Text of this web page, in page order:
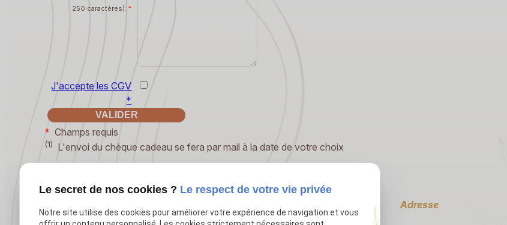
250 caractères):*
J'accepte les CGV
*
* Champs requis
(1) L'envoi du chèque cadeau se fera par mail à la date de votre choix
Adresse
Le secret de nos cookies ? Le respect de votre vie privée
Notre site utilise des cookies pour améliorer votre expérience de navigation et vous